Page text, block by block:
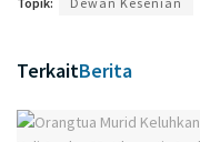
TerkaitBerita